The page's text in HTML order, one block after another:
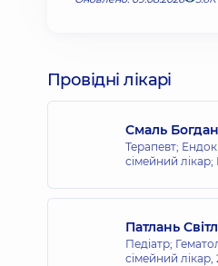
Провідні лікарі
Смаль
Терапевт;
сімейний лікар;
Патлань
Педіатр;
сімейний лікар,